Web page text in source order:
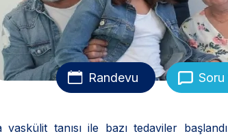
Randevu Soru
tanısı ile bazı tedaviler